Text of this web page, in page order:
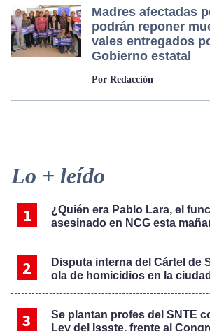
Madres afectadas
podrán reponer
vales entregados
Gobierno estatal
Por Redacción
Primary
Sidebar
Lo + leído
¿Quién era Pablo Lara, el
asesinado en NCG esta
Disputa interna del Cártel de
ola de homicidios en la
Se plantan profes del SNTE
Ley del Issste, frente al